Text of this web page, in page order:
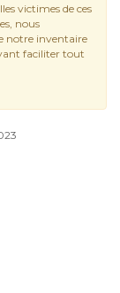
victimes de ces
nous
notre inventaire
faciliter tout